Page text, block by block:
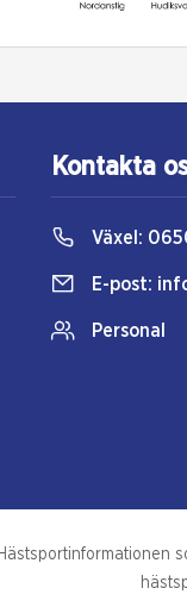
Kontakta
Växel:
E-post:
Personal